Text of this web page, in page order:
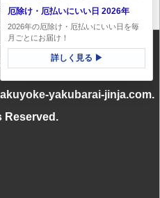
に掲載のテキスト・画像等コ
載を一切禁じます
yakubarai-jinja.com.
Reserved.
厄除け・厄払いにいい日 2026年
2026年の厄除け・厄払いにいい日を毎
月ごとにお届け！
詳しく見る ▶